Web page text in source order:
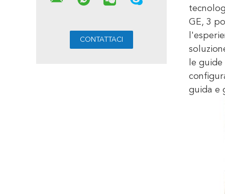
GE, 3
le
guida e